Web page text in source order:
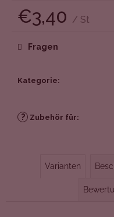
€3,40 / St
Kategorie:
? Zubehör für:
Fragen
Varianten